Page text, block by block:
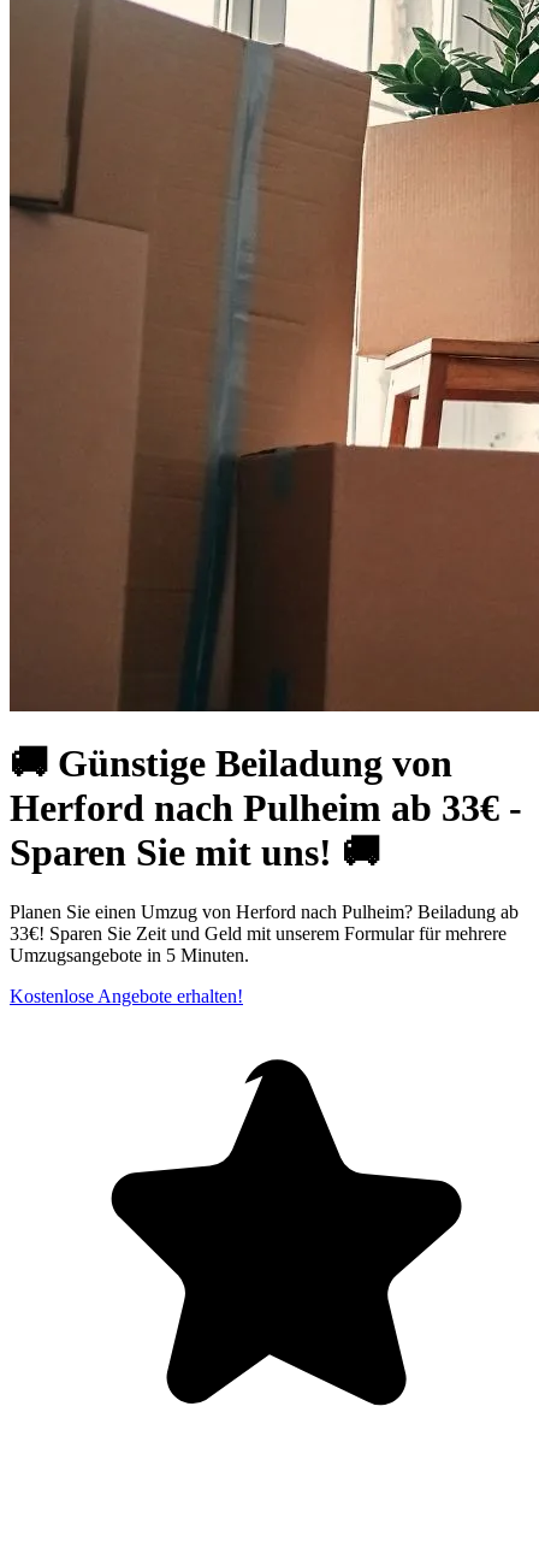
🚚 Günstige Beiladung von
Herford nach Pulheim ab 33€ -
Sparen Sie mit uns! 🚚
Planen Sie einen Umzug von Herford nach Pulheim? Beiladung ab
33€! Sparen Sie Zeit und Geld mit unserem Formular für mehrere
Umzugsangebote in 5 Minuten.
Kostenlose Angebote erhalten!